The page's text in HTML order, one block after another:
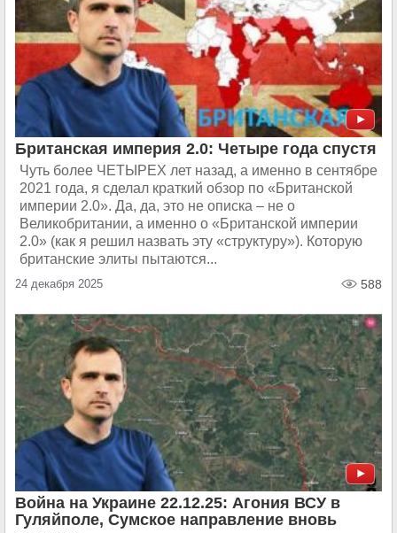
Британская империя 2.0: Четыре года спустя
Чуть более ЧЕТЫРЕХ лет назад, а именно в сентябре
2021 года, я сделал краткий обзор по «Британской
империи 2.0». Да, да, это не описка – не о
Великобритании, а именно о «Британской империи
2.0» (как я решил назвать эту «структуру»). Которую
британские элиты пытаются...
24 декабря 2025 588
Война на Украине 22.12.25: Агония ВСУ в
Гуляйполе, Сумское направление вновь